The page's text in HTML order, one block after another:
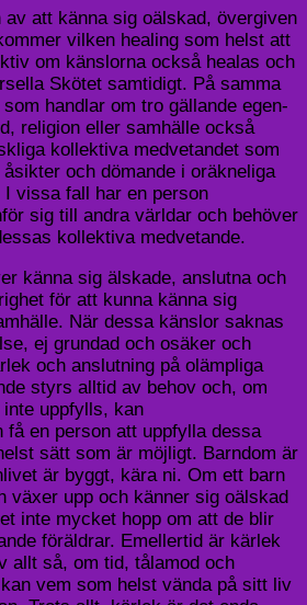
av att känna sig oälskad, övergiven
vilken healing som helst att
om känslorna också healas och
Skötet samtidigt. På samma
handlar om tro gällande egen-
religion eller samhälle också
kollektiva medvetandet som
och dömande i oräkneliga
vissa fall har en person
sig till andra världar och behöver
kollektiva medvetande.
känna sig älskade, anslutna och
för att kunna känna sig
När dessa känslor saknas
ej grundad och osäker och
och anslutning på olämpliga
styrs alltid av behov och, om
inte uppfylls, kan
få en person att uppfylla dessa
sätt som är möjligt. Barndom är
är byggt, kära ni. Om ett barn
växer upp och känner sig oälskad
inte mycket hopp om att de blir
föräldrar. Emellertid är kärlek
allt så, om tid, tålamod och
vem som helst vända på sitt liv